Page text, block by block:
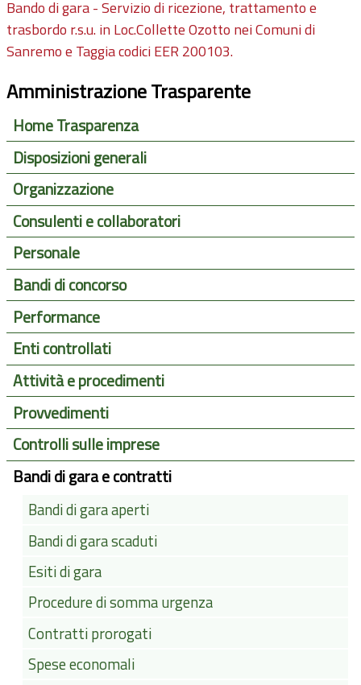
Bando di gara - Servizio di ricezione, trattamento e
trasbordo r.s.u. in Loc.Collette Ozotto nei Comuni di
Sanremo e Taggia codici EER 200103.
Amministrazione Trasparente
Home Trasparenza
Disposizioni generali
Organizzazione
Consulenti e collaboratori
Personale
Bandi di concorso
Performance
Enti controllati
Attività e procedimenti
Provvedimenti
Controlli sulle imprese
Bandi di gara e contratti
Bandi di gara aperti
Bandi di gara scaduti
Esiti di gara
Procedure di somma urgenza
Contratti prorogati
Spese economali